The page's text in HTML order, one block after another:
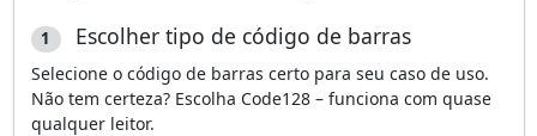
1 Escolher tipo de código de barras
Selecione o código de barras certo para seu caso de uso.
Não tem certeza? Escolha Code128 – funciona com quase
qualquer leitor.